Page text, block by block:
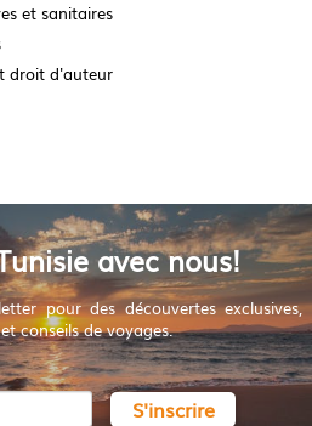
et sanitaires
droit d'auteur
avec nous!
pour des découvertes exclusives,
conseils de voyages.
S'inscrire